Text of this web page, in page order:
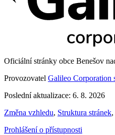
Oficiální stránky obce Benešov
Provozovatel Galileo Corporation
Poslední aktualizace: 6. 8. 2026
Změna vzhledu, Struktura stránek,
Prohlášení o přístupnosti